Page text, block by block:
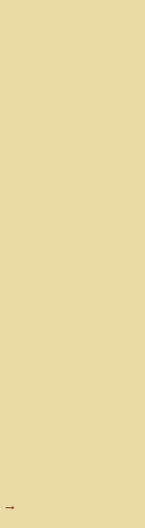
Поэма про героя
→